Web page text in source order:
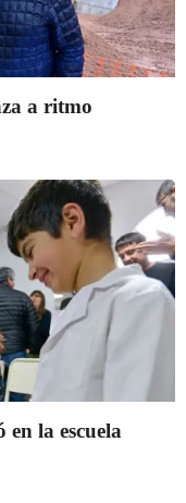
a ritmo
en la escuela